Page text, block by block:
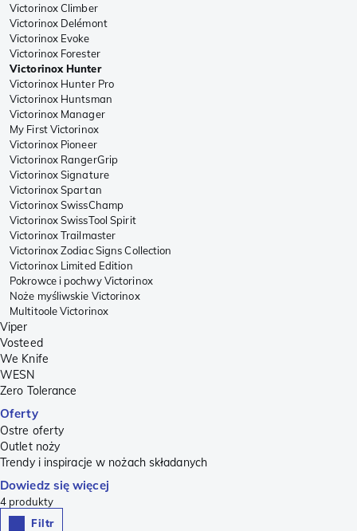
Victorinox Climber
Victorinox Delémont
Victorinox Evoke
Victorinox Forester
Victorinox Hunter
Victorinox Hunter Pro
Victorinox Huntsman
Victorinox Manager
My First Victorinox
Victorinox Pioneer
Victorinox RangerGrip
Victorinox Signature
Victorinox Spartan
Victorinox SwissChamp
Victorinox SwissTool Spirit
Victorinox Trailmaster
Victorinox Zodiac Signs Collection
Victorinox Limited Edition
Pokrowce i pochwy Victorinox
Noże myśliwskie Victorinox
Multitoole Victorinox
Viper
Vosteed
We Knife
WESN
Zero Tolerance
Oferty
Ostre oferty
Outlet noży
Trendy i inspiracje w nożach składanych
Dowiedz się więcej
4 produkty
Filtr